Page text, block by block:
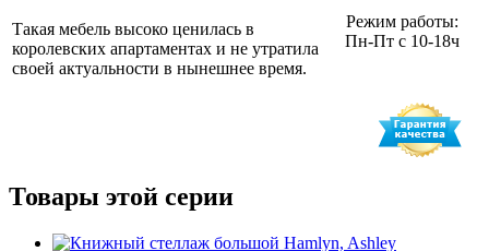
Такая мебель высоко ценилась в
королевских апартаментах и не утратила
своей актуальности в нынешнее время.
Режим работы:
Пн-Пт с 10-18ч
Товары этой серии